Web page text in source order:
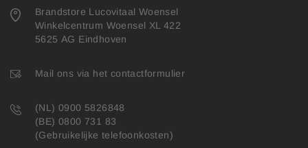
Brandstore Lucovitaal Woensel
Winkelcentrum Woensel XL 422
5625 AG Eindhoven
Mail ons via het contactformulier
(NL) 0900 5826848
(BE) 0800 731 83
(Gebruikelijke telefoonkosten)